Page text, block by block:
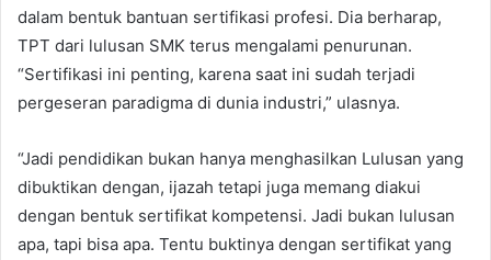
dalam bentuk bantuan sertifikasi profesi. Dia berharap,
TPT dari lulusan SMK terus mengalami penurunan.
“Sertifikasi ini penting, karena saat ini sudah terjadi
pergeseran paradigma di dunia industri,” ulasnya.
“Jadi pendidikan bukan hanya menghasilkan Lulusan yang
dibuktikan dengan, ijazah tetapi juga memang diakui
dengan bentuk sertifikat kompetensi. Jadi bukan lulusan
apa, tapi bisa apa. Tentu buktinya dengan sertifikat yang